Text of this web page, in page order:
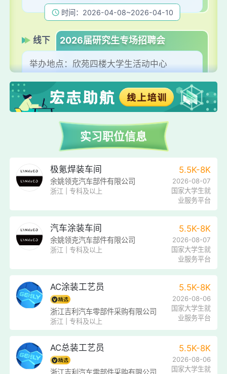
时间：2026-04-08~2026-04-10
线下 2026届研究生专场招聘会
举办地点： 欣苑四楼大学生活动中心
预计提供岗位数量：1000
联系人：胡老师
联系方式：
主办单位：
安徽农业大学
线下
安徽省侨商联合会走进铜陵学院专
场招聘会
举办地点：大学生活动中心副楼一楼招聘大
厅
预计参会单位数量：25
预计提供岗位数量：
联系人：常老师
联系方式：0562-5881972
主办单位：
时间：2026-04-10~2026-04-10
线下
淮南职业技术学院2026届医药卫
生类毕业生专场双选会
实习职位信息
极氪焊装车间
余姚领克汽车部件有限公司
浙江 | 专科及以上
5.5K-8K
2026-08-07
国家大学生就
业服务平台
汽车涂装车间
余姚领克汽车部件有限公司
浙江 | 专科及以上
5.5K-8K
2026-08-07
国家大学生就
业服务平台
AC涂装工艺员
浙江吉利汽车零部件采购有限公司
浙江 | 专科及以上
5.5K-8K
2026-08-06
国家大学生就
业服务平台
AC总装工艺员 5.5K-8K
2026-08-06
国家大学生就